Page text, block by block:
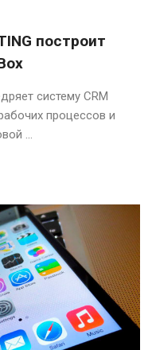
построит
систему CRM
процессов и
...